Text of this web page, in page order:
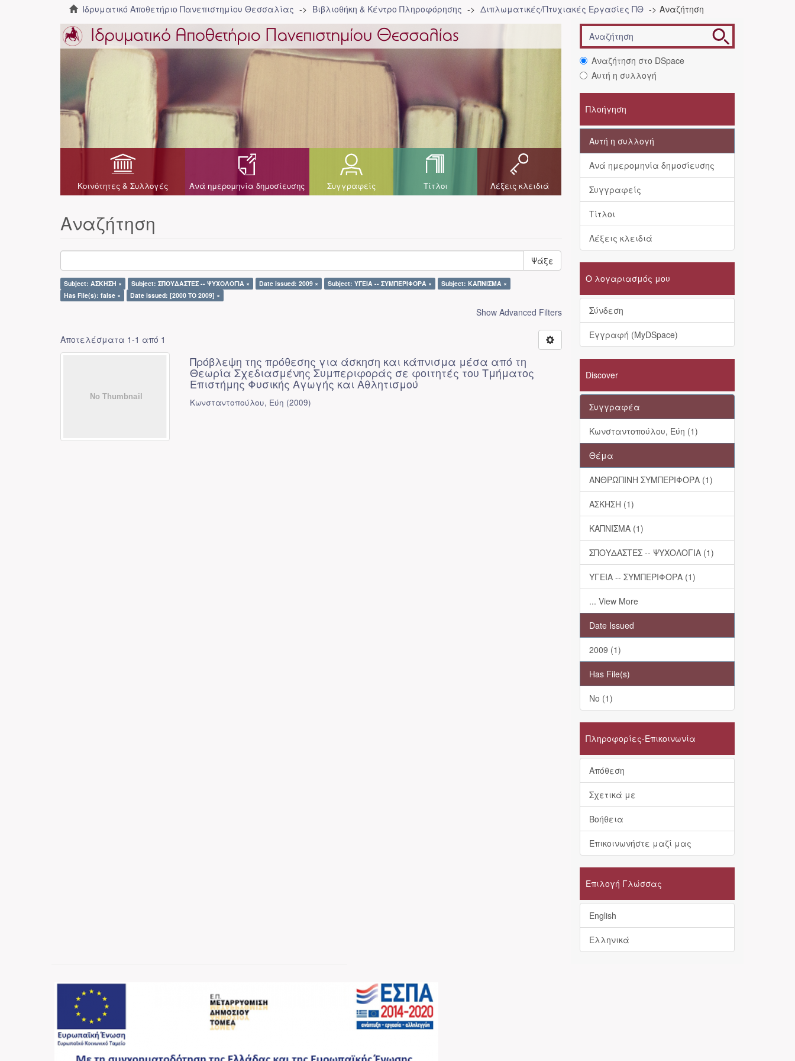
Ιδρυματικό Αποθετήριο Πανεπιστημίου Θεσσαλίας Βιβλιοθήκη & Κέντρο Πληροφόρησης Διπλωματικές/Πτυχιακές Εργασίες ΠΘ Αναζήτηση
Κοινότητες & Συλλογές Ανά ημερομηνία δημοσίευσης Συγγραφείς Τίτλοι Λέξεις κλειδιά
Αναζήτηση
Ψάξε
Subject: ΑΣΚΗΣΗ × Subject: ΣΠΟΥΔΑΣΤΕΣ -- ΨΥΧΟΛΟΓΙΑ × Date issued: 2009 × Subject: ΥΓΕΙΑ -- ΣΥΜΠΕΡΙΦΟΡΑ ×
Subject: ΚΑΠΝΙΣΜΑ ×
Has File(s): false ×
Date issued: [2000 TO 2009] ×
Show Advanced Filters
Αποτελέσματα 1-1 από 1
Πρόβλεψη της πρόθεσης για άσκηση και κάπνισμα μέσα από τη
Θεωρία Σχεδιασμένης Συμπεριφοράς σε φοιτητές του Τμήματος
Επιστήμης Φυσικής Αγωγής και Αθλητισμού
Κωνσταντοπούλου, Εύη (2009)
Αναζήτηση στο DSpace
Αυτή η συλλογή
Πλοήγηση
Αυτή η συλλογή
Ανά ημερομηνία δημοσίευσης
Συγγραφείς
Τίτλοι
Λέξεις κλειδιά
Ο λογαριασμός μου
Σύνδεση
Εγγραφή (MyDSpace)
Discover
Συγγραφέα
Κωνσταντοπούλου, Εύη (1)
Θέμα
ΑΝΘΡΩΠΙΝΗ ΣΥΜΠΕΡΙΦΟΡΑ (1)
ΑΣΚΗΣΗ (1)
ΚΑΠΝΙΣΜΑ (1)
ΣΠΟΥΔΑΣΤΕΣ -- ΨΥΧΟΛΟΓΙΑ (1)
ΥΓΕΙΑ -- ΣΥΜΠΕΡΙΦΟΡΑ (1)
... View More
Date Issued
2009 (1)
Has File(s)
No (1)
Πληροφορίες-Επικοινωνία
Απόθεση
Σχετικά με
Βοήθεια
Επικοινωνήστε μαζί μας
Επιλογή Γλώσσας
English
Ελληνικά